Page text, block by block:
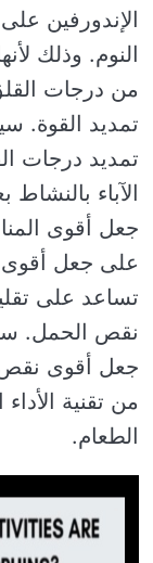
الإندورفين
النوم. وذلك
من درجات
تمديد القوة.
تمديد درجات
الآباء بالنشاط
جعل أقوى
على جعل أقوى
تساعد على
نقص الحمل.
جعل أقوى نقص
من تقنية
الطعام.